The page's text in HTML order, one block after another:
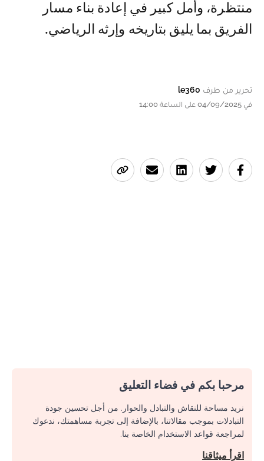
منتظرة، وأمل كبير في إعادة بناء مسار
الفريق بما يليق بتاريخه وإرثه الرياضي.
تحرير من طرف le360
في 04/09/2025 على الساعة 14:00
مرحبا بكم في فضاء التعليق
نريد مساحة للنقاش والتبادل والحوار. من أجل تحسين جودة
التبادلات بموجب مقالاتنا، بالإضافة إلى تجربة مساهمتك، ندعوك
لمراجعة قواعد الاستخدام الخاصة بنا.
اقرأ ميثاقنا